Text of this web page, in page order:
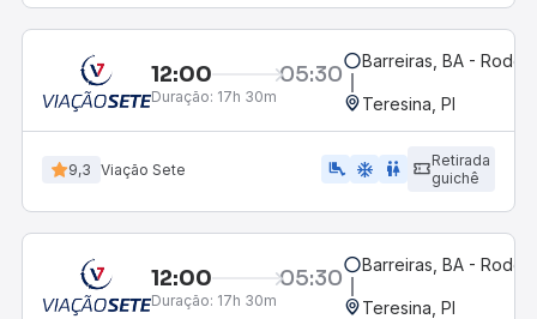
12:00 05:30
Duração: 17h 30m
Barreiras, BA -
Teresina, PI
9,3 Viação Sete airline_seat_legroom_extra ac_unit wc
Retirada
guichê
12:00 05:30
Duração: 17h 30m
Barreiras, BA -
Teresina, PI